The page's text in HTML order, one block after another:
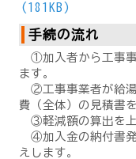
(181KB)
手続の流れ
①加入者から工事事
ます。
②工事事業者が給湯
費（全体）の見積書
③軽減額の算出を上
④加入金の納付書発
えします。